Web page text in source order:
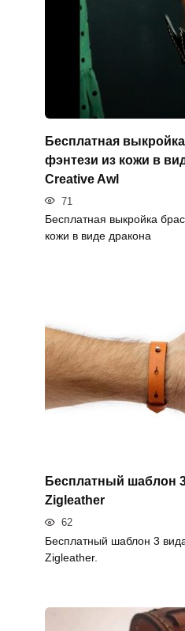
Бесплатная
фэнтези из кожи в
Creative Awl
71
Бесплатная выкройка
кожи в виде дракона
Бесплатный шаблон
Zigleather
62
Бесплатный шаблон 3
Zigleather.